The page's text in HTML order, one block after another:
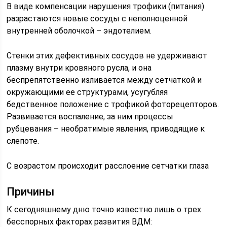
В виде компенсации нарушения трофики (питания)
разрастаются новые сосуды с неполноценной
внутренней оболочкой – эндотелием.
Стенки этих дефективных сосудов не удерживают
плазму внутри кровяного русла, и она
беспрепятственно изливается между сетчаткой и
окружающими ее структурами, усугубляя
бедственное положение с трофикой фоторецепторов.
Развивается воспаление, за ним процессы
рубцевания – необратимые явления, приводящие к
слепоте.
С возрастом происходит расслоение сетчатки глаза
Причины
К сегодняшнему дню точно известно лишь о трех
бесспорных факторах развития ВДМ: